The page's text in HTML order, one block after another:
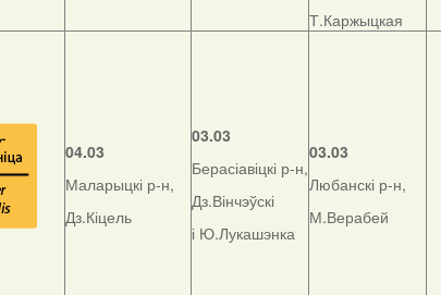
Т.Каржыцкая
04.03
Маларыцкі р-н,
Дз.Кіцель
03.03
Берасіавіцкі р-н,
Дз.Вінчэўскі
і Ю.Лукашэнка
03.03
Любанскі р-н,
М.Верабей